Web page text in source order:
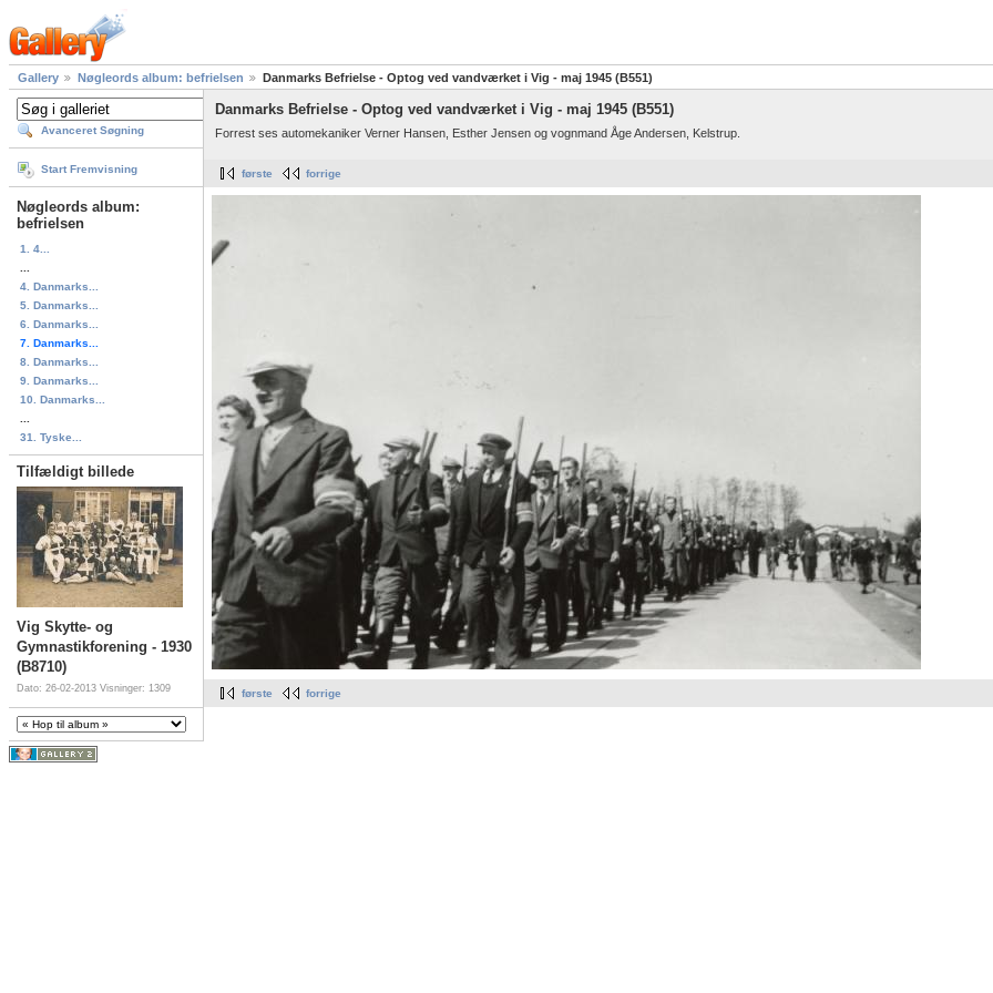
Gallery Nøgleords album: befrielsen Danmarks Befrielse - Optog ved vandværket i Vig - maj 1945 (B551)
Avanceret Søgning
Start Fremvisning
Nøgleords album:
befrielsen
1. 4...
4. Danmarks...
5. Danmarks...
6. Danmarks...
7. Danmarks...
8. Danmarks...
9. Danmarks...
10. Danmarks...
31. Tyske...
Tilfældigt billede
Vig Skytte- og
Gymnastikforening - 1930
(B8710)
Dato: 26-02-2013 Visninger: 1309
Danmarks Befrielse - Optog ved vandværket i Vig - maj 1945 (B551)
Forrest ses automekaniker Verner Hansen, Esther Jensen og vognmand Åge Andersen, Kelstrup.
første forrige
første forrige